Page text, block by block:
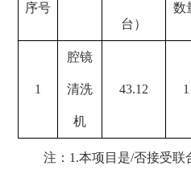
序号
台）
数
1
腔镜
清洗
机
43.12 1
注：1.本项目是/否接受联